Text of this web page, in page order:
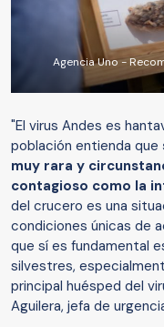
Agencia Uno -
"El virus Andes es
población entienda que
muy rara y
contagioso como la
del crucero es una
condiciones únicas de
que sí es fundamental
silvestres,
principal huésped del
Aguilera, jefa de